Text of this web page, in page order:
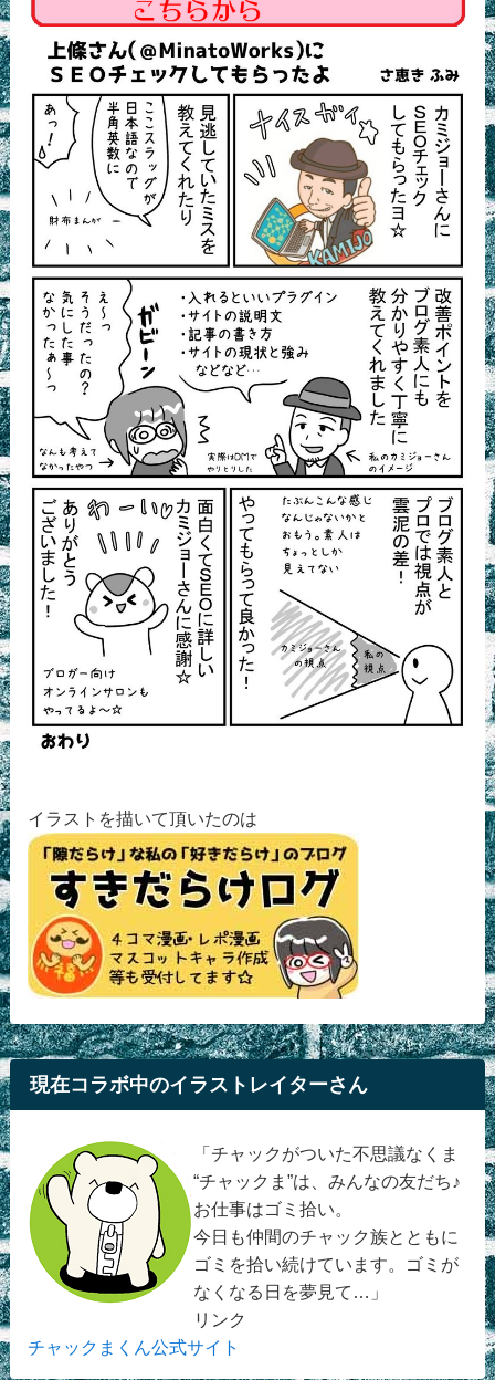
イラストを描いて頂いたのは
現在コラボ中のイラストレイターさん
「チャックがついた不思議なくま
“チャックま”は、みんなの友だち♪
お仕事はゴミ拾い。
今日も仲間のチャック族とともに
ゴミを拾い続けています。ゴミが
なくなる日を夢見て…」
リンク
チャックまくん公式サイト